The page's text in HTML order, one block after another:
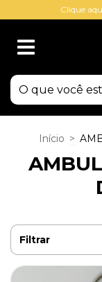
Clique
Início >
Filtrar